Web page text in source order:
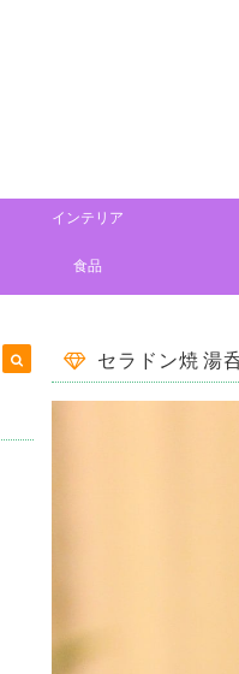
インテリア
食品
セラドン焼 湯